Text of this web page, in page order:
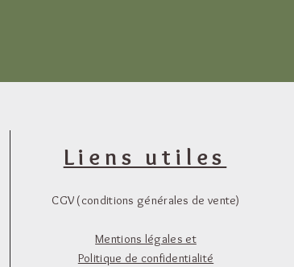
CGV (conditions générales de vente)
Mentions légales et
Politique de confidentialité
Liens utiles